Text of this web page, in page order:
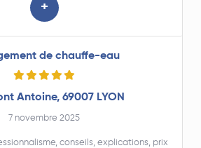
+
de chauffe-eau
Antoine, 69007 LYON
7 novembre 2025
conseils, explications, prix